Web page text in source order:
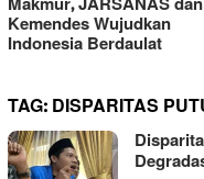
Kemendes Wujudkan
Indonesia Berdaulat
TAG:DISPARITAS